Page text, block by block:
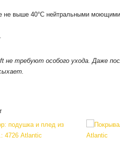
не выше 40°С нейтральными
не требуют особого ухода. Даже